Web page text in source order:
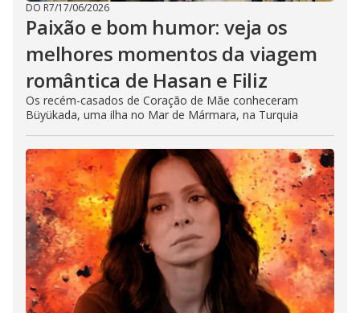
DO R7/17/06/2026
Paixão e bom humor: veja os
melhores momentos da viagem
romântica de Hasan e Filiz
Os recém-casados de Coração de Mãe conheceram
Büyükada, uma ilha no Mar de Mármara, na Turquia